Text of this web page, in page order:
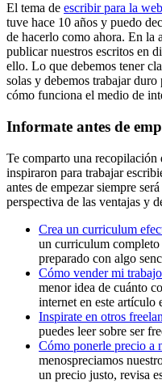
El tema de escribir para la
tuve hace 10 años y puedo
de hacerlo como ahora. En la
publicar nuestros escritos en
ello. Lo que debemos tener
solas y debemos trabajar
cómo funciona el medio de
Informate antes de
Te comparto una
inspiraron para trabajar
antes de empezar siempre
perspectiva de las ventajas y
Crea un curriculum
un curriculum completo
preparado con algo
Cómo vender mi
menor idea de cuánto
internet en este artículo
Inspirate en otros
puedes leer sobre ser
Cómo ponerle precio a
menospreciamos
un precio justo, revisa